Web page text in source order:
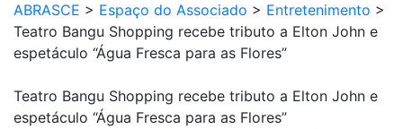
ABRASCE > Espaço do Associado > Entretenimento >
Teatro Bangu Shopping recebe tributo a Elton John e
espetáculo “Água Fresca para as Flores”
Teatro Bangu Shopping recebe tributo a Elton John e
espetáculo “Água Fresca para as Flores”